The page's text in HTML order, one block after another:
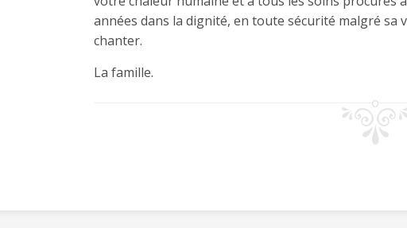
années dans la dignité, en toute sécurité malgré sa
chanter.
La famille.